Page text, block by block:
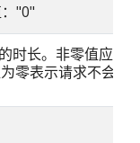
"0"
时长。非零值应包
零表示请求不会超